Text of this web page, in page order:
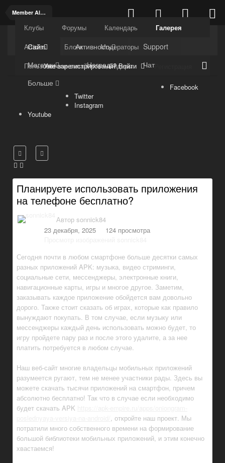
Member Albums
Kuli4kam.net Дружный форум
Сайт
Клубы Форумы Календарь
Галерея
Articles
Блоги
Модераторы
Пользователи онлайн
Лидеры
Активность
Support
Магазин
Награды
Чат
Больше
Уже зарегистрированы? Войти Регистрация
Facebook
Twitter
Instagram
Youtube
Планируете использовать приложения
на телефоне бесплатно?
Автор sonnick84
23 декабря, 2025
124 просмотра
Сегодня почти в любом смартфоне больше десятки самых
разных приложений APK: музыка, видео стриминги,
социальные сети, мессенджеры, электронные книги,
навигационные карты, игры и многое другое. Заметим,
заказывать каждое приложение обойдется вам довольно
дорого. Также стоит сказать об играх, которые как правило
вынуждают покупать. В том случае, если музыку или
мессенджеры каждый день использовать можно будет, то
игру пройдете пару раз и после этого удалите, а за нее
платить потребуется в любом случае.
Наш веб-сайт многие владельцы мобильных приложений
разумеется ругают, тем не менее участники рады. Здесь вы
можете скачать тысячи приложений на смартфон, причем
абсолютно бесплатно! Так что в случае если необходимо
будет скачать APK
, откройте наш проект. Мы
потратили много собственного времени на формирование
большой библиотеки мобильных приложений, и этим конечно
хвастаемся!